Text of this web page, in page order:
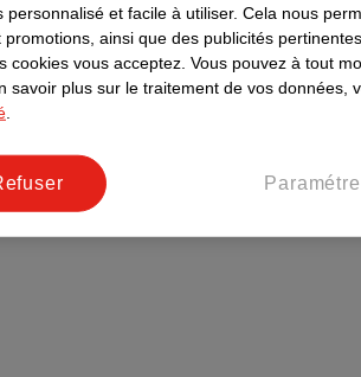
et facile à utiliser. Cela nous
ainsi que des publicités
cookies vous acceptez. Vous pouvez à tout
savoir plus sur le traitement de vos données,